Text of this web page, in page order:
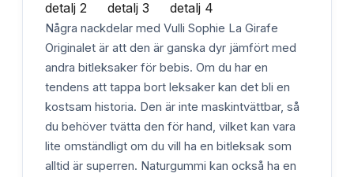
Några nackdelar med Vulli Sophie La Girafe
Originalet är att den är ganska dyr jämfört med
andra bitleksaker för bebis. Om du har en
tendens att tappa bort leksaker kan det bli en
kostsam historia. Den är inte maskintvättbar, så
du behöver tvätta den för hand, vilket kan vara
lite omständligt om du vill ha en bitleksak som
alltid är superren. Naturgummi kan också ha en